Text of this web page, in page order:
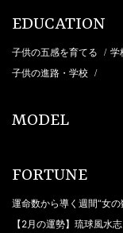
EDUCATION
子供の五感を育てる / 学
子供の進路・学校 /
MODEL
FORTUNE
運命数から導く週間“女の
【2月の運勢】琉球風水